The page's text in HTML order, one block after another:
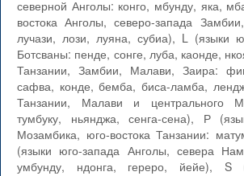
северной Анголы: конго, мбунду, яка,
востока Анголы, северо-запада
лучази, лози, луяна, субиа), L (языки
Ботсваны: пенде, сонге, луба, каонде,
Танзании, Замбии, Малави, Заира:
сафва, конде, бемба, биса-ламба,
Танзании, Малави и центрального
тумбуку, ньянджа, сенга-сена), Р
Мозамбика, юго-востока Танзании:
(языки юго-запада Анголы, севера
умбунду, ндонга, гереро, йейе), S